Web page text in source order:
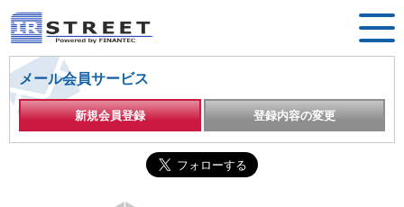
メール会員サービス
新規会員登録 登録内容の変更